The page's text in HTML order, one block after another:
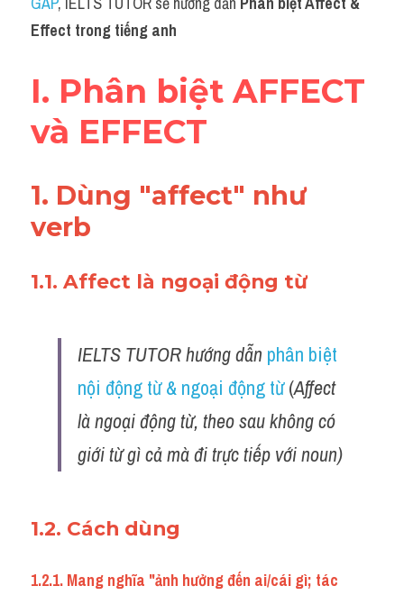
Du học Cấp Ba
Đề thi thật Task 1
Adv
Task 1
Phân biệt từ
Đề thi thật Task 2
Listening
Writing
Reading
Effect trong tiếng anh
I. Phân biệt AFFECT
và EFFECT
1. Dùng "affect" như
verb
1.1. Affect là ngoại động từ
IELTS TUTOR hướng dẫn phân biệt
nội động từ & ngoại động từ (Affect
là ngoại động từ, theo sau không có
giới từ gì cả mà đi trực tiếp với noun)
1.2. Cách dùng
1.2.1. Mang nghĩa "ảnh hưởng đến ai/cái gì; tác